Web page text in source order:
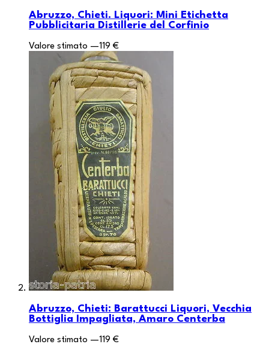
Abruzzo, Chieti. Liquori: Mini Etichetta
Pubblicitaria Distillerie del Corfinio
Valore stimato —119 €
Abruzzo, Chieti: Barattucci Liquori, Vecchia
Bottiglia Impagliata, Amaro Centerba
Valore stimato —119 €